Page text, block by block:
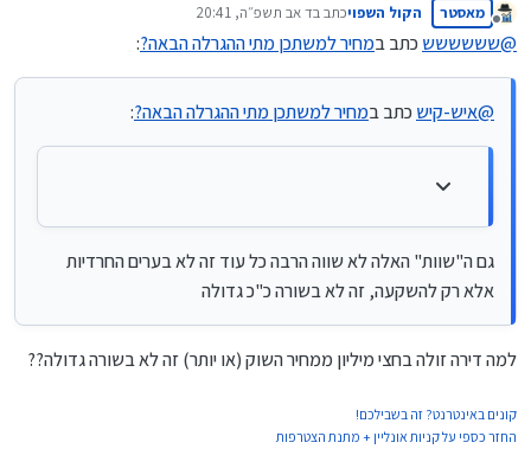
@משכנתאות-בקצב-שלך
וזו אמורה להיות ההגרלה האחרונה ה"שווה" אחר כך יחולו
הרבה הגבלות שיורידו את הכדאיות של ההגרלות מאד
רק להשקעה, זה לא בשורה כ"כ גדולה
מנותק
מאסטר הקול השפויכתב בד אב תשפ״ה, 20:41
נערך לאחרונה על ידי
@ששששששכתב במחיר למשתכן מתי ההגרלה הבאה?:
@איש-קישכתב במחיר למשתכן מתי ההגרלה הבאה?:
גם ה"שוות" האלה לא שווה הרבה כל עוד זה לא בערים החרדיות
אלא רק להשקעה, זה לא בשורה כ"כ גדולה
למה דירה זולה בחצי מיליון ממחיר השוק (או יותר) זה לא בשורה גדולה??
קונים באינטרנט? זה בשבילכם!
החזר כספי על קניות אונליין + מתנת הצטרפות